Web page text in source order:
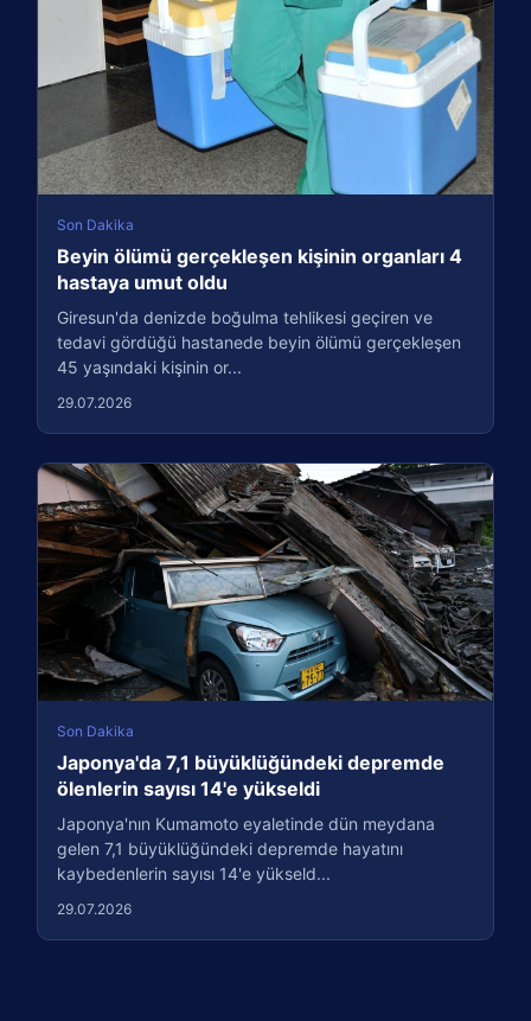
Son Dakika
Beyin ölümü gerçekleşen kişinin organları 4
hastaya umut oldu
Giresun'da denizde boğulma tehlikesi geçiren ve
tedavi gördüğü hastanede beyin ölümü gerçekleşen
45 yaşındaki kişinin or...
29.07.2026
Son Dakika
Japonya'da 7,1 büyüklüğündeki depremde
ölenlerin sayısı 14'e yükseldi
Japonya'nın Kumamoto eyaletinde dün meydana
gelen 7,1 büyüklüğündeki depremde hayatını
kaybedenlerin sayısı 14'e yükseld...
29.07.2026